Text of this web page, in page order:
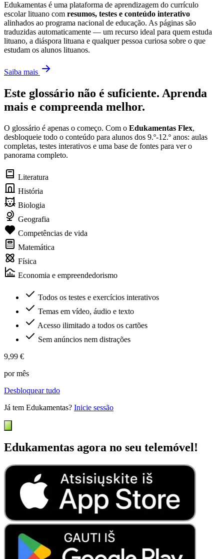
Edukamentas é uma plataforma de aprendizagem do currículo
escolar lituano com resumos, testes e conteúdo interativo
alinhados ao programa nacional de educação. As páginas são
traduzidas automaticamente — um recurso ideal para quem estuda
lituano, a diáspora lituana e qualquer pessoa curiosa sobre o que
estudam os alunos lituanos.
Saiba mais
Este glossário não é suficiente. Aprenda
mais e compreenda melhor.
O glossário é apenas o começo. Com o Edukamentas Flex,
desbloqueie todo o conteúdo para alunos dos 9.º-12.º anos: aulas
completas, testes interativos e uma base de fontes para ver o
panorama completo.
Literatura
História
Biologia
Geografia
Competências de vida
Matemática
Física
Economia e empreendedorismo
Todos os testes e exercícios interativos
Temas em vídeo, áudio e texto
Acesso ilimitado a todos os cartões
Sem anúncios nem distrações
9,99 €
por mês
Desbloquear tudo
Já tem Edukamentas? Inicie sessão
Edukamentas agora no seu telemóvel!